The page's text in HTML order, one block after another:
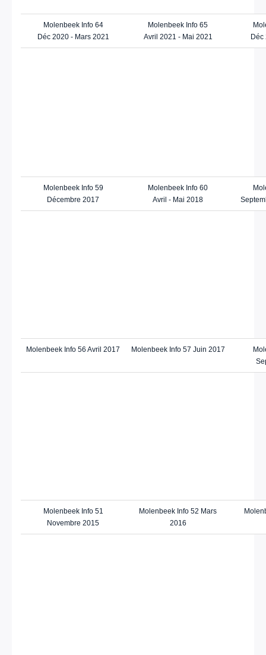
Molenbeek Info 64
Déc 2020 - Mars 2021
Molenbeek Info 65
Avril 2021 - Mai 2021
Déc
Molenbeek Info 59
Décembre 2017
Molenbeek Info 60
Avril - Mai 2018
Molenbeek Info 56 Avril 2017 Molenbeek Info 57 Juin 2017
Molenbeek Info 51
Novembre 2015
Molenbeek Info 52 Mars
2016